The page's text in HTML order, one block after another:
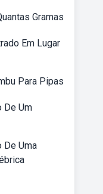
Gramas
Em Lugar
Para Pipas
De Um
De Uma